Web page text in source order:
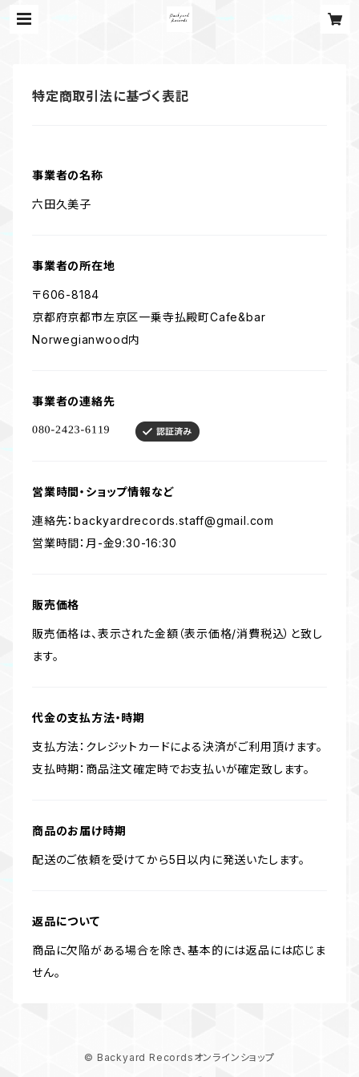
特定商取引法に基づく表記
事業者の名称
六田久美子
事業者の所在地
〒606-8184
京都府京都市左京区一乗寺払殿町Cafe&bar
Norwegianwood内
事業者の連絡先
営業時間・ショップ情報など
連絡先：backyardrecords.staff@gmail.com
営業時間：月-金9:30-16:30
販売価格
販売価格は、表示された金額（表示価格/消費税込）と致し
ます。
代金の支払方法・時期
支払方法：クレジットカードによる決済がご利用頂けます。
支払時期：商品注文確定時でお支払いが確定致します。
商品のお届け時期
配送のご依頼を受けてから5日以内に発送いたします。
返品について
商品に欠陥がある場合を除き、基本的には返品には応じま
せん。
© Backyard Recordsオンラインショップ